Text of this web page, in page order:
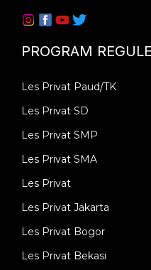
PROGRAM
Les Privat Paud/TK
Les Privat SD
Les Privat SMP
Les Privat SMA
Les Privat
Les Privat Jakarta
Les Privat Bogor
Les Privat Bekasi